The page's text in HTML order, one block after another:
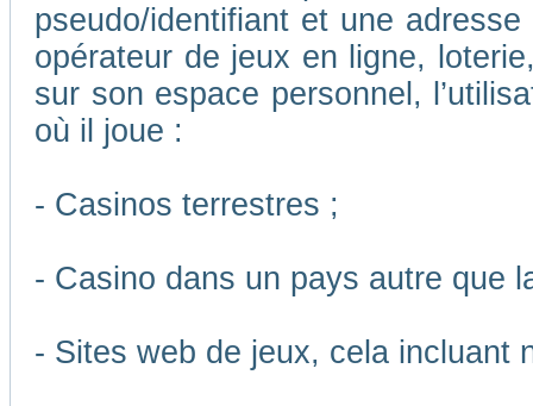
pseudo/identifiant et une
opérateur de jeux en ligne,
sur son espace personnel,
où il joue :
- Casinos terrestres ;
- Casino dans un pays autre que
- Sites web de jeux, cela incluant